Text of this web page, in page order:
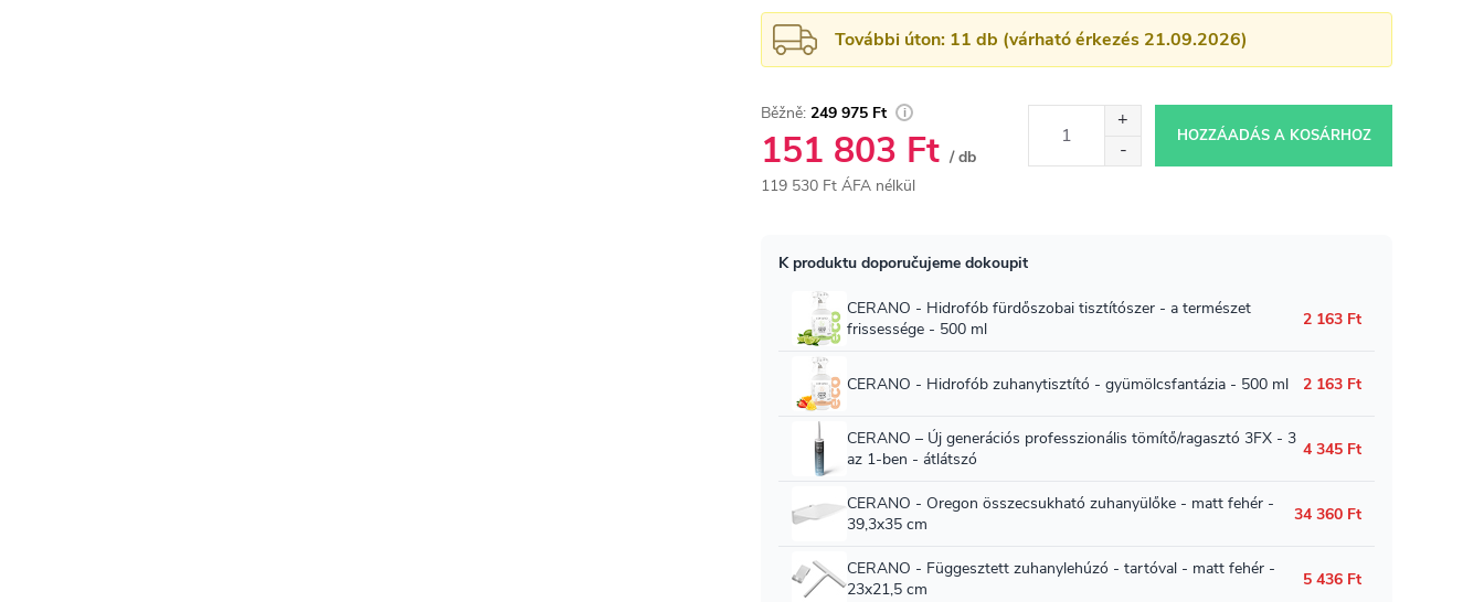
További úton: 11 db (várható érkezés 21.09.2026)
249 975 Ft
151 803 Ft / db
119 530 Ft ÁFA nélkül
HOZZÁADÁS A KOSÁRHOZ